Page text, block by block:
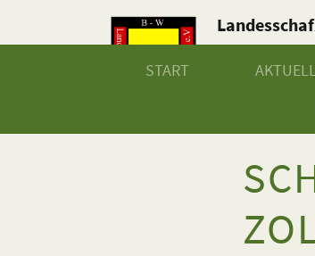
Baden-
START